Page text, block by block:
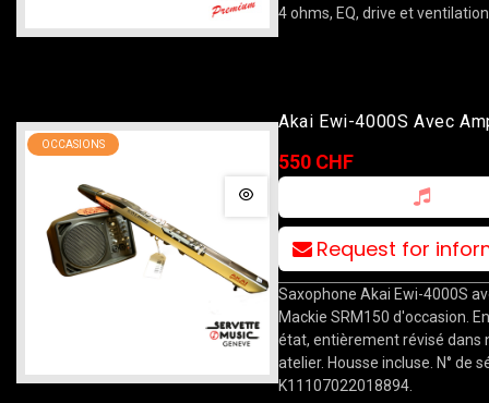
4 ohms, EQ, drive et
OCCASIONS
Akai Ewi-4000S Avec
Mackie SRM150
550 CHF
Request for
Saxophone Akai Ewi-4000S
Mackie SRM150 d'occasion.
état, entièrement révisé dans
atelier. Housse incluse. N° de
K11107022018894.